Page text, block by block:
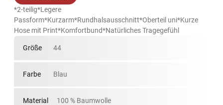
*2-teilig*Legere
Passform*Kurzarm*Rundhalsausschnitt*Oberteil uni*Kurze
Hose mit Print*Komfortbund*Natürliches Tragegefühl
Größe 44
Farbe Blau
Material 100 % Baumwolle